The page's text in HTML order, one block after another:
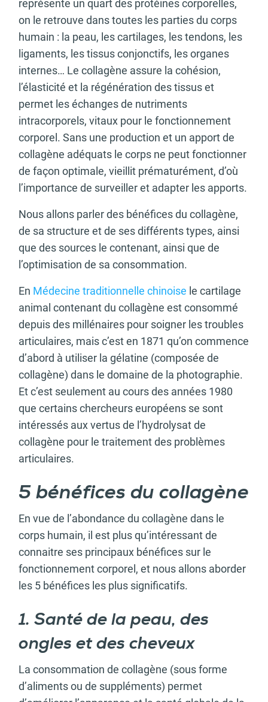
représente un quart des protéines corporelles,
on le retrouve dans toutes les parties du corps
humain : la peau, les cartilages, les tendons, les
ligaments, les tissus conjonctifs, les organes
internes… Le collagène assure la cohésion,
l’élasticité et la régénération des tissus et
permet les échanges de nutriments
intracorporels, vitaux pour le fonctionnement
corporel. Sans une production et un apport de
collagène adéquats le corps ne peut fonctionner
de façon optimale, vieillit prématurément, d’où
l’importance de surveiller et adapter les apports.
Nous allons parler des bénéfices du collagène,
de sa structure et de ses différents types, ainsi
que des sources le contenant, ainsi que de
l’optimisation de sa consommation.
En Médecine traditionnelle chinoise le cartilage
animal contenant du collagène est consommé
depuis des millénaires pour soigner les troubles
articulaires, mais c’est en 1871 qu’on commence
d’abord à utiliser la gélatine (composée de
collagène) dans le domaine de la photographie.
Et c’est seulement au cours des années 1980
que certains chercheurs européens se sont
intéressés aux vertus de l’hydrolysat de
collagène pour le traitement des problèmes
articulaires.
5 bénéfices du collagène
En vue de l’abondance du collagène dans le
corps humain, il est plus qu’intéressant de
connaitre ses principaux bénéfices sur le
fonctionnement corporel, et nous allons aborder
les 5 bénéfices les plus significatifs.
1. Santé de la peau, des
ongles et des cheveux
La consommation de collagène (sous forme
d’aliments ou de suppléments) permet